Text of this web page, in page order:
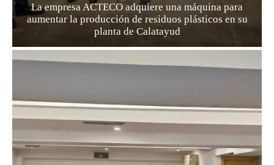
La empresa ACTECO adquiere una máquina para
aumentar la producción de residuos plásticos en su
planta de Calatayud